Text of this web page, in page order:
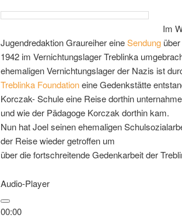
Im
Jugendredaktion Graureiher eineSendungüber
1942 im Vernichtungslager Treblinka
ehemaligen Vernichtungslager der Nazis ist
Treblinka Foundationeine Gedenkstätte
Korczak- Schule eine Reise dorthin
und wie der Pädagoge Korczak dorthin kam.
Nun hat Joel seinen ehemaligen
der Reise wieder getroffen um
über die fortschreitende Gedenkarbeit der
Audio-Player
00:00